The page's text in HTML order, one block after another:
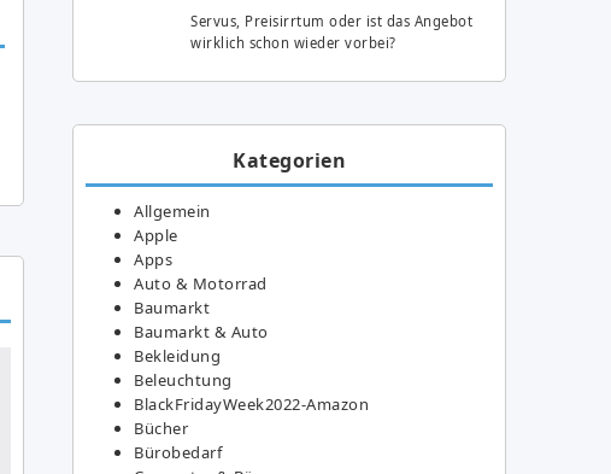
Servus, Preisirrtum oder ist das Angebot
wirklich schon wieder vorbei?
Kategorien
Allgemein
Apple
Apps
Auto & Motorrad
Baumarkt
Baumarkt & Auto
Bekleidung
Beleuchtung
BlackFridayWeek2022-Amazon
Bücher
Bürobedarf